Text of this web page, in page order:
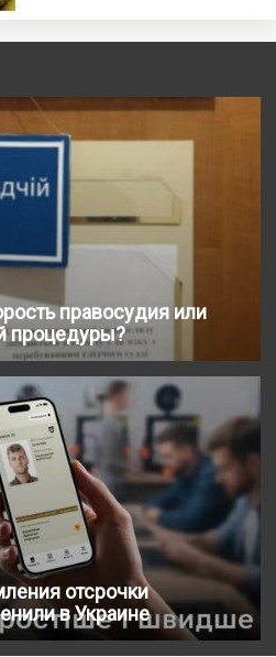
правосудия или
процедуры?
отсрочки
в Украине